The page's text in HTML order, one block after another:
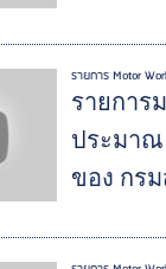
รายการ Motor
รายการ
ประมาณ
ของ กรม